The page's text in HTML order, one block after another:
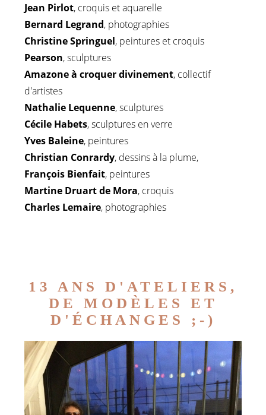
Jean Pirlot, croquis et aquarelle
Bernard Legrand, photographies
Christine Springuel, peintures et croquis
Pearson, sculptures
Amazone à croquer divinement, collectif
d'artistes
Nathalie Lequenne, sculptures
Cécile Habets, sculptures en verre
Yves Baleine, peintures
Christian Conrardy, dessins à la plume,
François Bienfait, peintures
Martine Druart de Mora, croquis
Charles Lemaire, photographies
13 ANS D'ATELIERS,
DE MODÈLES ET
D'ÉCHANGES ;-)